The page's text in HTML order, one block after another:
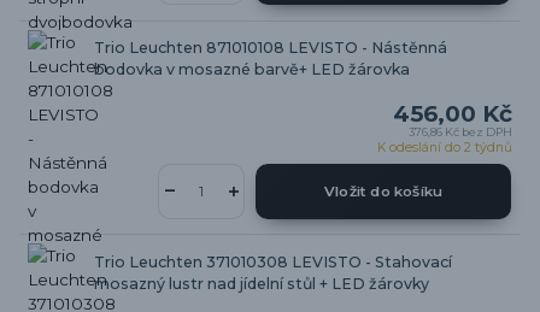
Trio Leuchten 871010108 LEVISTO - Nástěnná
bodovka v mosazné barvě+ LED žárovka
456,00 Kč
376,86 Kč bez DPH
K odeslání do 2 týdnů
Vložit do košíku
Trio Leuchten 371010308 LEVISTO - Stahovací
mosazný lustr nad jídelní stůl + LED žárovky